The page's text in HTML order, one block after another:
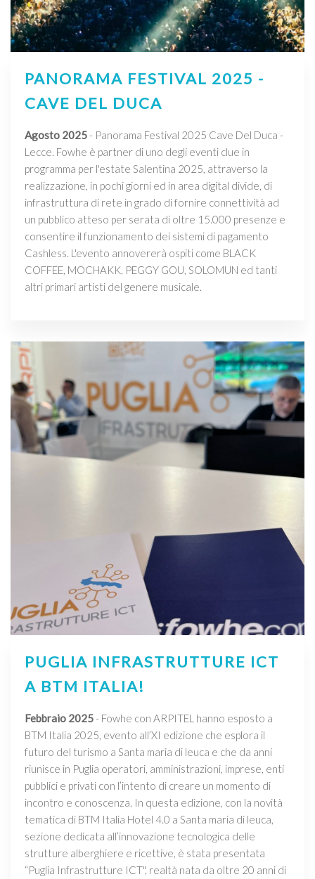
PANORAMA FESTIVAL 2025 -
CAVE DEL DUCA
Agosto 2025- Panorama Festival 2025 Cave Del Duca -
Lecce. Fowhe è partner di uno degli eventi clue in
programma per l'estate Salentina 2025, attraverso la
realizzazione, in pochi giorni ed in area digital divide, di
infrastruttura di rete in grado di fornire connettività ad
un pubblico atteso per serata di oltre 15.000 presenze e
consentire il funzionamento dei sistemi di pagamento
Cashless. L'evento annovererà ospiti come BLACK
COFFEE, MOCHAKK, PEGGY GOU, SOLOMUN ed tanti
altri primari artisti del genere musicale.
PUGLIA INFRASTRUTTURE ICT
A BTM ITALIA!
Febbraio 2025- Fowhe con ARPITEL hanno esposto a
BTM Italia 2025, evento all’XI edizione che esplora il
futuro del turismo a Santa maria di leuca e che da anni
riunisce in Puglia operatori, amministrazioni, imprese, enti
pubblici e privati con l’intento di creare un momento di
incontro e conoscenza. In questa edizione, con la novità
tematica di BTM Italia Hotel 4.0 a Santa maria di leuca,
sezione dedicata all’innovazione tecnologica delle
strutture alberghiere e ricettive, è stata presentata
“Puglia Infrastrutture ICT", realtà nata da oltre 20 anni di